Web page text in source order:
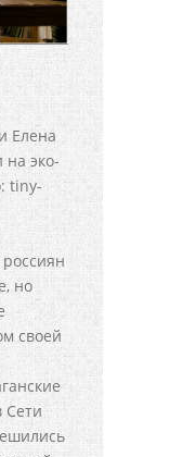
Елена
на эко-
tiny-
но
своей
Сети